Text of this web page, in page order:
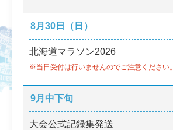
8月30日（日）
北海道マラソン2026
※当日受付は行いませんのでご注意ください。
9月中下旬
大会公式記録集発送